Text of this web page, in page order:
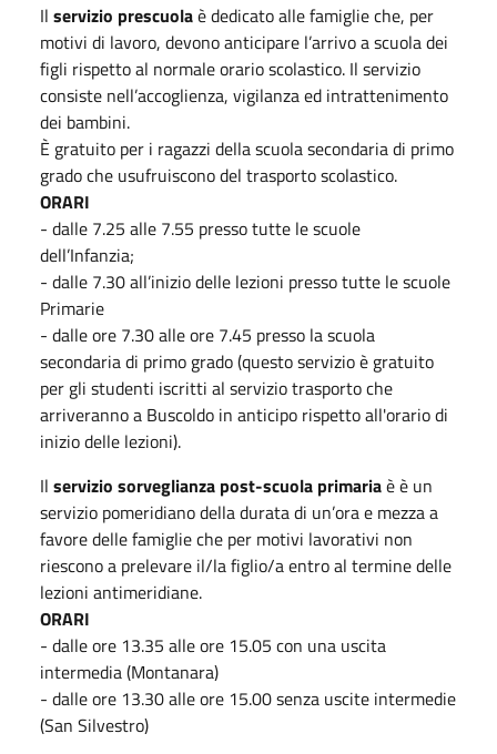
Il servizio prescuolaè dedicato alle famiglie che, per
motivi di lavoro, devono anticipare l’arrivo a scuola dei
figli rispetto al normale orario scolastico. Il servizio
consiste nell’accoglienza, vigilanza ed intrattenimento
dei bambini.
È gratuito per i ragazzi della scuola secondaria di primo
grado che usufruiscono del trasporto scolastico.
ORARI
- dalle 7.25 alle 7.55 presso tutte le scuole
dell’Infanzia;
- dalle 7.30 all’inizio delle lezioni presso tutte le scuole
Primarie
- dalle ore 7.30 alle ore 7.45 presso la scuola
secondaria di primo grado (questo servizio è gratuito
per gli studenti iscritti al servizio trasporto che
arriveranno a Buscoldo in anticipo rispetto all'orario di
inizio delle lezioni).
Il servizio sorveglianza post-scuola primariaè è un
servizio pomeridiano della durata di un’ora e mezza a
favore delle famiglie che per motivi lavorativi non
riescono a prelevare il/la figlio/a entro al termine delle
lezioni antimeridiane.
ORARI
- dalle ore 13.35 alle ore 15.05 con una uscita
intermedia (Montanara)
- dalle ore 13.30 alle ore 15.00 senza uscite intermedie
(San Silvestro)